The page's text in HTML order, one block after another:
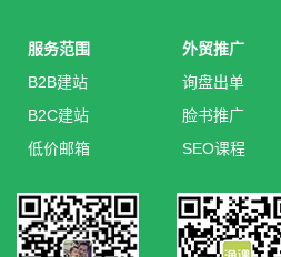
服务范围
B2B建站
B2C建站
低价邮箱
外贸推广
询盘出单
脸书推广
SEO课程